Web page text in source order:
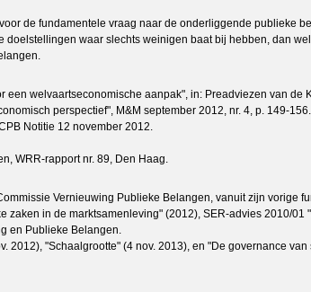
de fundamentele vraag naar de onderliggende publieke
waar slechts weinigen baat bij hebben, dan
welvaartseconomische aanpak", in: Preadviezen van
perspectief", M&M september 2012, nr. 4, p. 149-156.
Notitie 12 november 2012.
WRR-rapport nr. 89, Den Haag.
Vernieuwing Publieke Belangen, vanuit zijn vorige
in de marktsamenleving" (2012), SER-advies 2010/
en Publieke Belangen.
"Schaalgrootte" (4 nov. 2013), en "De governance